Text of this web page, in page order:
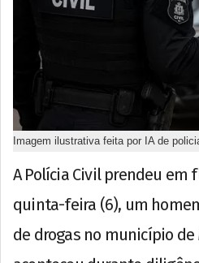
Imagem ilustrativa feita por IA de
A Polícia Civil prendeu em
quinta-feira (6), um
de drogas no município